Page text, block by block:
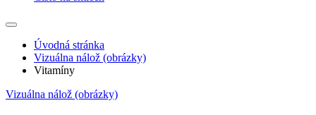
Úvodná stránka
Vizuálna nálož (obrázky)
Vitamíny
Vizuálna nálož (obrázky)